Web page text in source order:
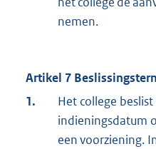
nemen.
Artikel 7
1.
Het college
indieningsdatum
een voorziening.